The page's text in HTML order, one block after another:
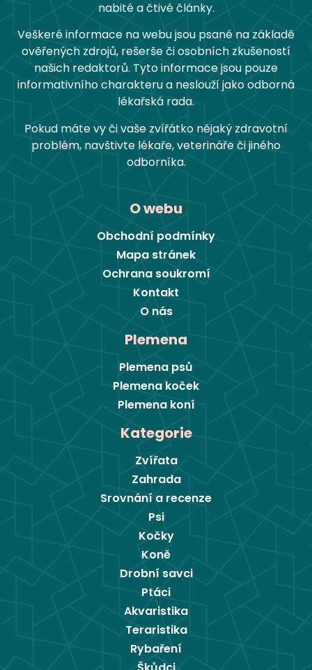
nabité a čtivé články.
Veškeré informace na webu jsou psané na základě
ověřených zdrojů, rešerše či osobních zkušeností
našich redaktorů. Tyto informace jsou pouze
informativního charakteru a neslouží jako odborná
lékařská rada.
Pokud máte vy či vaše zvířátko nějaký zdravotní
problém, navštivte lékaře, veterináře či jiného
odborníka.
O webu
Obchodní podmínky
Mapa stránek
Ochrana soukromí
Kontakt
O nás
Plemena
Plemena psů
Plemena koček
Plemena koní
Kategorie
Zvířata
Zahrada
Srovnání a recenze
Psi
Kočky
Koně
Drobní savci
Ptáci
Akvaristika
Teraristika
Rybaření